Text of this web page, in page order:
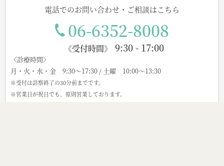
電話でのお問い合わせ・ご相談はこちら
06-6352-8008
《受付時間》 9:30 - 17:00
〈診療時間〉
月・火・水・金 9:30～17:30 / 土曜 10:00～13:30
※受付は診察終了の30分前までです。
※営業日が祝日でも、原則営業しております。